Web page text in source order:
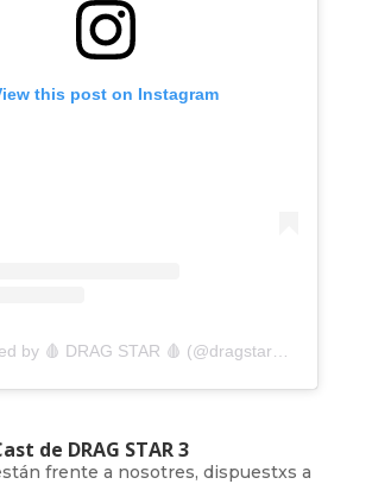
this post on Instagram
de DRAG STAR 3
frente a nosotres, dispuestxs a